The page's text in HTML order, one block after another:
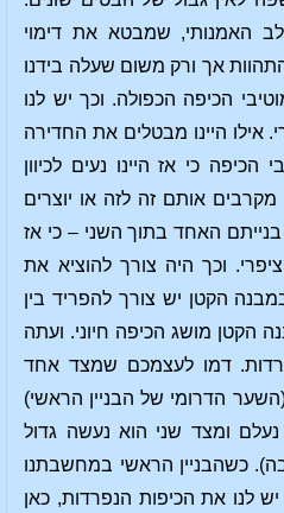
האמנותי, שמבטא את דימוי
אך ורק משום שעלה בידנו
הכיפה הכפולה. וכך יש לנו
אילו היינו מבטלים את החדירה
כי אז היינו נעים לכיוון
מקרבים אותם זה לזה או יוצרים
האחד בתוך השני – כי אז
וכך היה צורך להוציא את
הקטן יש צורך להפריד בין
הקטן מושג הכיפה חיוני. ועתה
דמו לעצמכם שמצד אחד
הדרומי של הבניין הראשי)
ומצד שני הוא נעשה גדול
כשהבניין הראשי במחשבתנו
לנו את הכיפות הנפרדות, כאן